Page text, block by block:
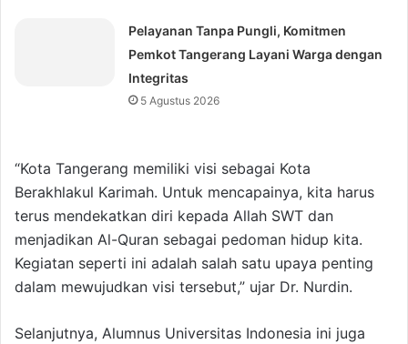
Pelayanan Tanpa Pungli, Komitmen
Pemkot Tangerang Layani Warga dengan
Integritas
5 Agustus 2026
“Kota Tangerang memiliki visi sebagai Kota
Berakhlakul Karimah. Untuk mencapainya, kita harus
terus mendekatkan diri kepada Allah SWT dan
menjadikan Al-Quran sebagai pedoman hidup kita.
Kegiatan seperti ini adalah salah satu upaya penting
dalam mewujudkan visi tersebut,” ujar Dr. Nurdin.
Selanjutnya, Alumnus Universitas Indonesia ini juga